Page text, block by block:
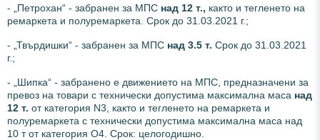
- „Петрохан“ - забранен за МПС над 12 т., както и тегленето на
ремаркета и полуремаркета. Срок до 31.03.2021 г.;
- „Твърдишки“ - забранен за МПС над 3.5 т. Срок до 31.03.2021
г.;
- „Шипка“ - забранено е движението на МПС, предназначени за
превоз на товари с технически допустима максимална маса над
12 т. от категория N3, както и тегленето на ремаркета и
полуремаркета с технически допустима максимална маса над
10 т от категория О4. Срок: целогодишно.